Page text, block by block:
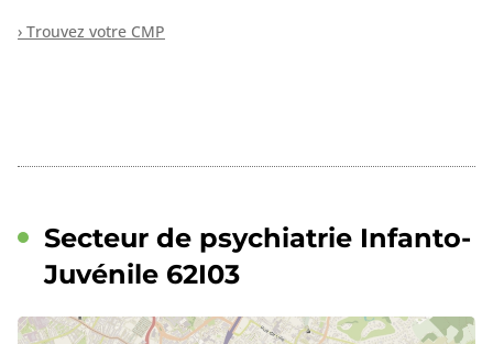
› Trouvez votre CMP
Secteur de psychiatrie Infanto-
Juvénile 62I03